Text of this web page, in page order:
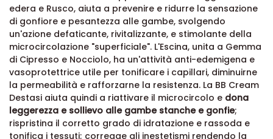
edera e Rusco, aiuta a prevenire e ridurre la sensazione
di gonfiore e pesantezza alle gambe, svolgendo
un'azione defaticante, rivitalizzante, e stimolante della
microcircolazione "superficiale". L'Escina, unita a Gemma
di Cipresso e Nocciolo, ha un'attività anti-edemigena e
vasoprotettrice utile per tonificare i capillari, diminuirne
la permeabilità e rafforzarne la resistenza. La BB Cream
Destasi aiuta quindi a riattivare il microcircolo e dona
leggerezza e sollievo alle gambe stanche e gonfie;
rispristina il corretto grado di idratazione e rassoda e
tonifica i tessuti; corregge gli inestetismi rendendo la